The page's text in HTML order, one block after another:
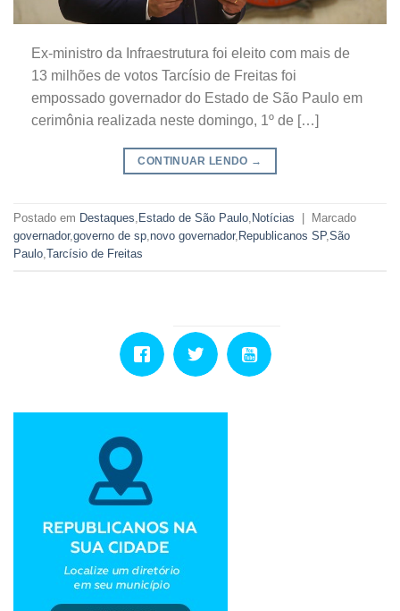
Ex-ministro da Infraestrutura foi eleito com mais de
13 milhões de votos Tarcísio de Freitas foi
empossado governador do Estado de São Paulo em
cerimônia realizada neste domingo, 1º de […]
CONTINUAR LENDO →
Postado em Destaques, Estado de São Paulo, Notícias
Marcado
governador,governo de sp,novo governador, Republicanos SP,São
Paulo,Tarcísio de Freitas